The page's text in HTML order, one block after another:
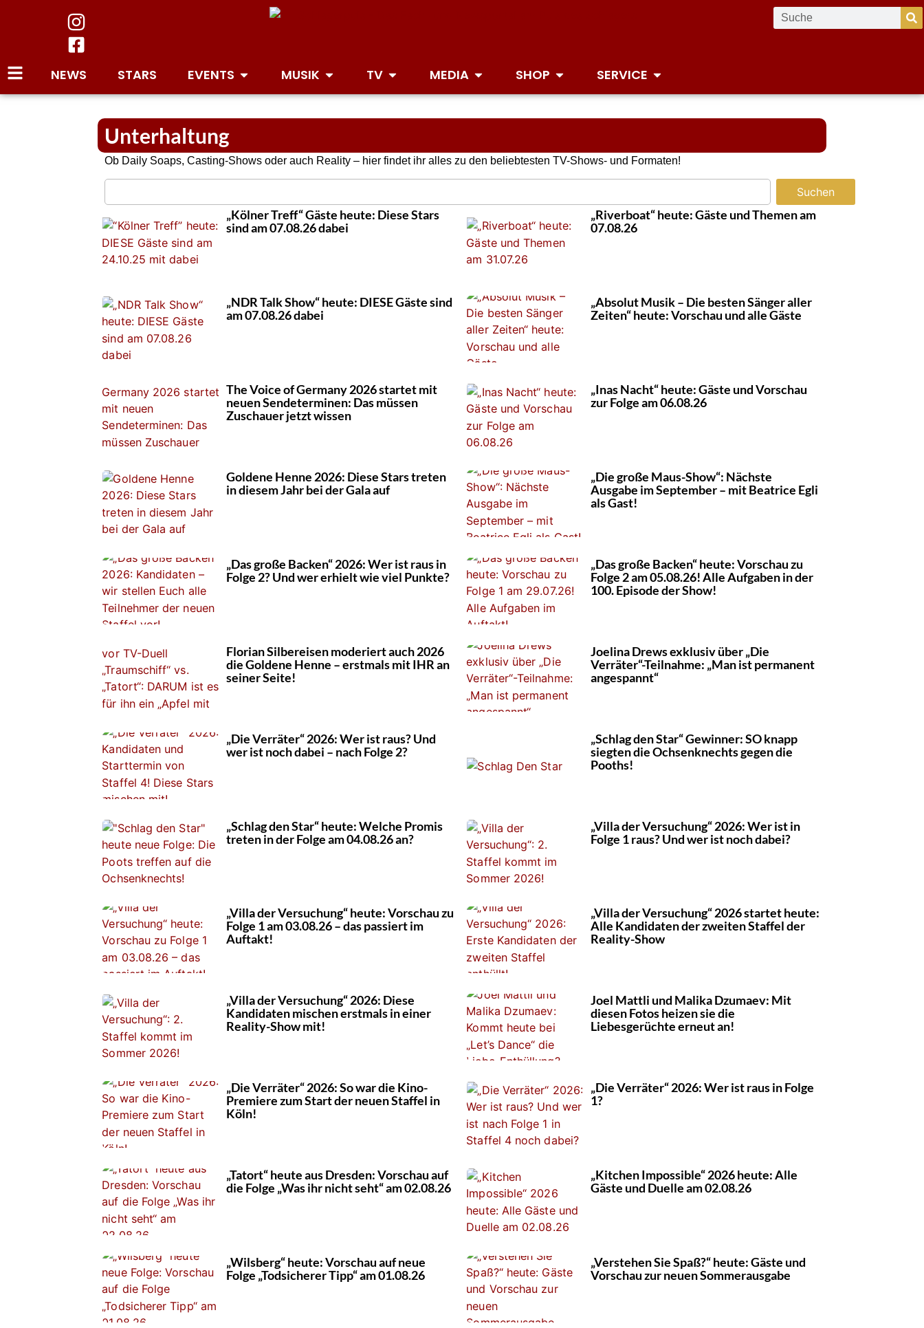
NEWS STARS EVENTS MUSIK TV MEDIA SHOP SERVICE
Unterhaltung
Ob Daily Soaps, Casting-Shows oder auch Reality – hier findet ihr alles zu den beliebtesten TV-Shows- und Formaten!
Suchen
„Kölner Treff“ Gäste heute: Diese Stars
sind am 07.08.26 dabei
„Riverboat“ heute: Gäste und Themen am
07.08.26
„NDR Talk Show“ heute: DIESE Gäste sind
am 07.08.26 dabei
„Absolut Musik – Die besten Sänger aller
Zeiten“ heute: Vorschau und alle Gäste
The Voice of Germany 2026 startet mit
neuen Sendeterminen: Das müssen
Zuschauer jetzt wissen
„Inas Nacht“ heute: Gäste und Vorschau
zur Folge am 06.08.26
Goldene Henne 2026: Diese Stars treten
in diesem Jahr bei der Gala auf
„Die große Maus-Show“: Nächste
Ausgabe im September – mit Beatrice Egli
als Gast!
„Das große Backen“ 2026: Wer ist raus in
Folge 2? Und wer erhielt wie viel Punkte?
„Das große Backen“ heute: Vorschau zu
Folge 2 am 05.08.26! Alle Aufgaben in der
100. Episode der Show!
Florian Silbereisen moderiert auch 2026
die Goldene Henne – erstmals mit IHR an
seiner Seite!
Joelina Drews exklusiv über „Die
Verräter“-Teilnahme: „Man ist permanent
angespannt“
„Die Verräter“ 2026: Wer ist raus? Und
wer ist noch dabei – nach Folge 2?
„Schlag den Star“ Gewinner: SO knapp
siegten die Ochsenknechts gegen die
Pooths!
„Schlag den Star“ heute: Welche Promis
treten in der Folge am 04.08.26 an?
„Villa der Versuchung“ 2026: Wer ist in
Folge 1 raus? Und wer ist noch dabei?
„Villa der Versuchung“ heute: Vorschau zu
Folge 1 am 03.08.26 – das passiert im
Auftakt!
„Villa der Versuchung“ 2026 startet heute:
Alle Kandidaten der zweiten Staffel der
Reality-Show
„Villa der Versuchung“ 2026: Diese
Kandidaten mischen erstmals in einer
Reality-Show mit!
Joel Mattli und Malika Dzumaev: Mit
diesen Fotos heizen sie die
Liebesgerüchte erneut an!
„Die Verräter“ 2026: So war die Kino-
Premiere zum Start der neuen Staffel in
Köln!
„Die Verräter“ 2026: Wer ist raus in Folge
1?
„Tatort“ heute aus Dresden: Vorschau auf
die Folge „Was ihr nicht seht“ am 02.08.26
„Kitchen Impossible“ 2026 heute: Alle
Gäste und Duelle am 02.08.26
„Wilsberg“ heute: Vorschau auf neue
Folge „Todsicherer Tipp“ am 01.08.26
„Verstehen Sie Spaß?“ heute: Gäste und
Vorschau zur neuen Sommerausgabe